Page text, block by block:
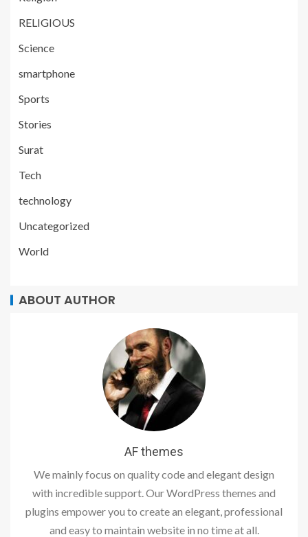
RELIGIOUS
Science
smartphone
Sports
Stories
Surat
Tech
technology
Uncategorized
World
ABOUT AUTHOR
AF themes
We mainly focus on quality code and elegant design
with incredible support. Our WordPress themes and
plugins empower you to create an elegant, professional
and easy to maintain website in no time at all.